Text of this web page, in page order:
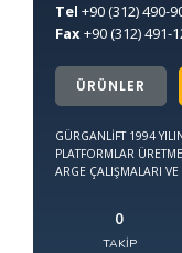
Tel +90(312) 490-
Fax+90(312) 491-
ÜRÜNLER
GÜRGANLİFT 1994
PLATFORMLAR
ARGE ÇALIŞMALARI
0
TAKIP